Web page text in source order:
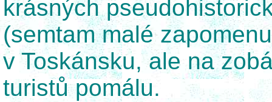
krásných
(semtam malé
v Toskánsku, ale na
turistů pomálu.